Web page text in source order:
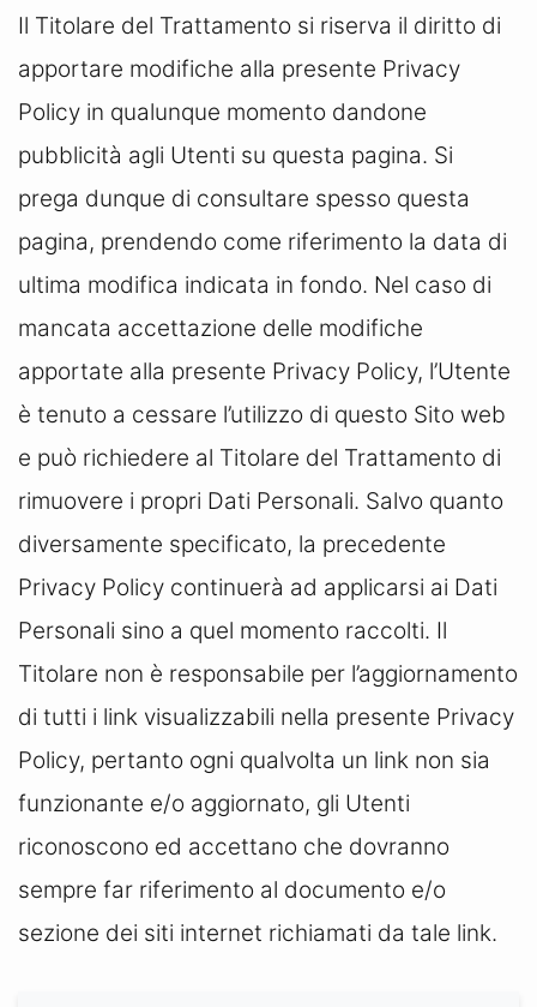
Il Titolare del Trattamento si riserva il diritto di
apportare modifiche alla presente Privacy
Policy in qualunque momento dandone
pubblicità agli Utenti su questa pagina. Si
prega dunque di consultare spesso questa
pagina, prendendo come riferimento la data di
ultima modifica indicata in fondo. Nel caso di
mancata accettazione delle modifiche
apportate alla presente Privacy Policy, l’Utente
è tenuto a cessare l’utilizzo di questo Sito web
e può richiedere al Titolare del Trattamento di
rimuovere i propri Dati Personali. Salvo quanto
diversamente specificato, la precedente
Privacy Policy continuerà ad applicarsi ai Dati
Personali sino a quel momento raccolti. Il
Titolare non è responsabile per l’aggiornamento
di tutti i link visualizzabili nella presente Privacy
Policy, pertanto ogni qualvolta un link non sia
funzionante e/o aggiornato, gli Utenti
riconoscono ed accettano che dovranno
sempre far riferimento al documento e/o
sezione dei siti internet richiamati da tale link.